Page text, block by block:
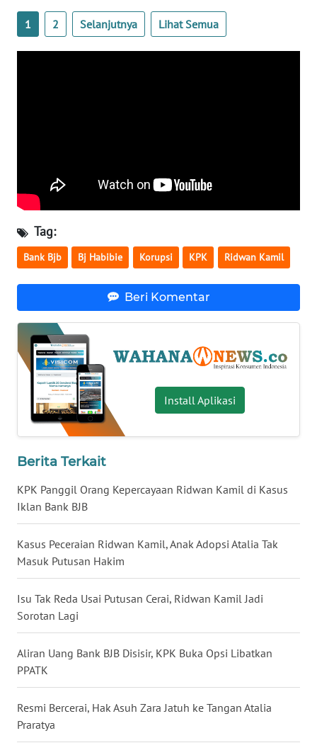
1 2 Selanjutnya Lihat Semua
Tag:
Bank Bjb Bj Habibie Korupsi KPK Ridwan Kamil
Beri Komentar
Install Aplikasi
Berita Terkait
KPK Panggil Orang Kepercayaan Ridwan Kamil di Kasus
Iklan Bank BJB
Kasus Peceraian Ridwan Kamil, Anak Adopsi Atalia Tak
Masuk Putusan Hakim
Isu Tak Reda Usai Putusan Cerai, Ridwan Kamil Jadi
Sorotan Lagi
Aliran Uang Bank BJB Disisir, KPK Buka Opsi Libatkan
PPATK
Resmi Bercerai, Hak Asuh Zara Jatuh ke Tangan Atalia
Praratya
PAPUA
BARAT
WN
JAMBI
WN
SULTRA
WN
SULTENG
WN
SULBAR
WN
WN
SUMBAR
WN
SUMSEL
WN
BENGKULU
WN
WN
JATENG